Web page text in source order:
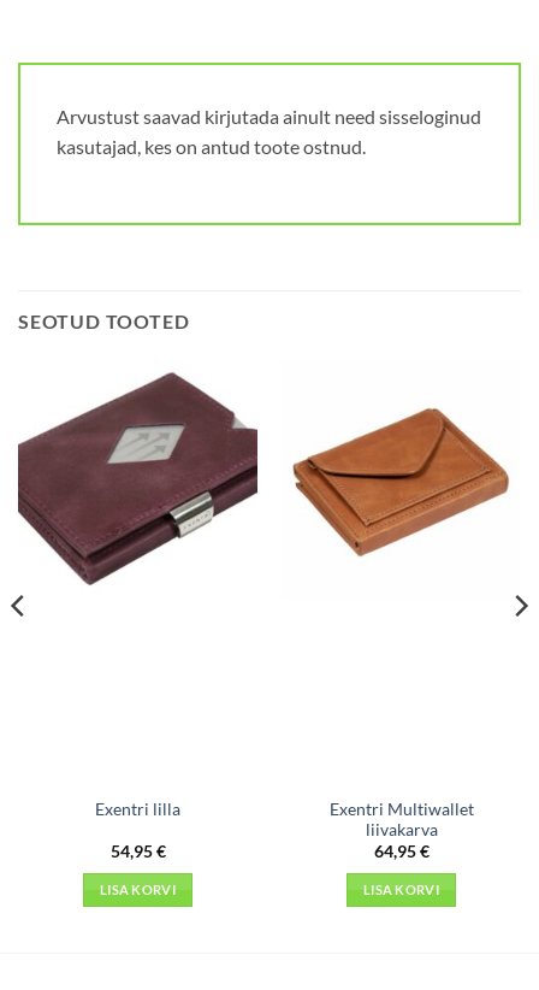
Arvustust saavad kirjutada ainult need sisseloginud
kasutajad, kes on antud toote ostnud.
SEOTUD TOOTED
Exentri lilla
54,95€
LISA KORVI
Exentri Multiwallet
liivakarva
64,95€
LISA KORVI